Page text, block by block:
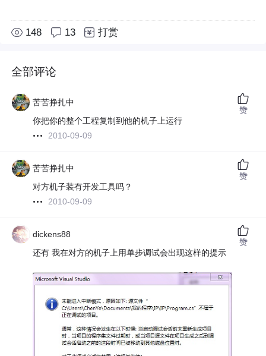
148 13 打赏
全部评论
苦苦挣扎中
你把你的整个工程复制到他的机子上运行
2010-09-09
赞
苦苦挣扎中
对方机子装有开发工具吗？
2010-09-09
赞
dickens88
还有 我在对方的机子上用单步调试会出现这样的提示
赞